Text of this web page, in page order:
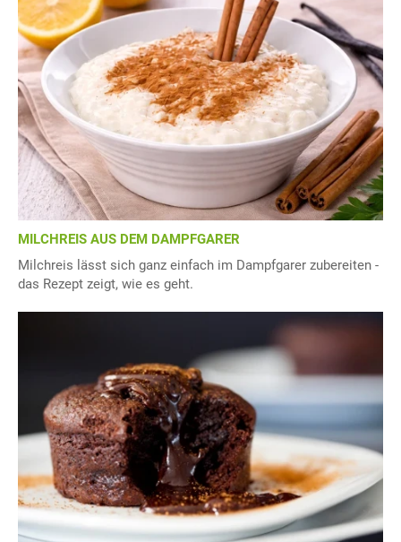
MILCHREIS AUS DEM DAMPFGARER
Milchreis lässt sich ganz einfach im Dampfgarer zubereiten -
das Rezept zeigt, wie es geht.